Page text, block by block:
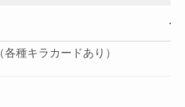
種キラカードあり）